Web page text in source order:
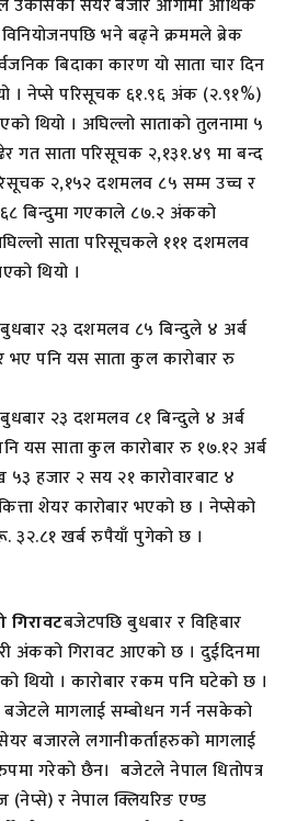
भने बढ्ने क्रममले ब्रेक
बिदाका कारण यो साता चार दिन
। नेप्से परिसूचक ६१.९६ अंक (२.९१%)
थियो । अघिल्लो साताको तुलनामा ५
गत साता परिसूचक २,१३१.४९ मा बन्द
२,१५२ दशमलव ८५ सम्म उच्च र
बिन्दुमा गएकाले ८७.२ अंकको
साता परिसूचकले १११ दशमलव
थियो ।
बुधबार २३ दशमलव ८५ बिन्दुले ४ अर्ब
भए पनि यस साता कुल कारोबार रु
बुधबार २३ दशमलव ८१ बिन्दुले ४ अर्ब
यस साता कुल कारोबार रु १७.१२ अर्ब
हजार २ सय २१ कारोवारबाट ४
शेयर कारोबार भएको छ । नेप्सेको
३२.८१ खर्ब रुपैयाँ पुगेको छ ।
बजेटपछि बुधबार र विहिबार
अंकको गिरावट आएको छ । दुईदिनमा
। कारोबार रकम पनि घटेको छ ।
मागलाई सम्बोधन गर्न नसकेको
बजारले लगानीकर्ताहरुको मागलाई
गरेको छैन। बजेटले नेपाल धितोपत्र
(नेप्से) र नेपाल क्लियरिङ एण्ड